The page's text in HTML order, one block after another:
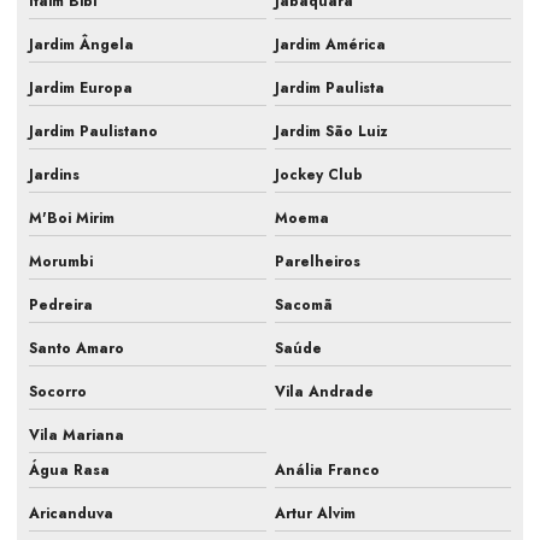
Laudo técnico pmoc
Limpeza e manutenção de ar condicionado
Limpeza e manutenção de ar condicionado split
Manutenção de ar condicionado central
Manutenção de ar condicionado comercial
Manutenção de ar condicionado empresarial
Manutenção de ar condicionado para empresas
Manutenção de ar condicionado industrial
Manutenção de ar condicionado laboratório
Manutenção de ar condicionado pmoc
Manutenção de ar condicionado preço
Jardim Ângela
Jardim América
Jardim Europa
Jardim Paulista
Jardim Paulistano
Jardim São Luiz
Jardins
Jockey Club
M'Boi Mirim
Moema
Morumbi
Parelheiros
Pedreira
Sacomã
Santo Amaro
Saúde
Socorro
Vila Andrade
Vila Mariana
Água Rasa
Anália Franco
Aricanduva
Artur Alvim